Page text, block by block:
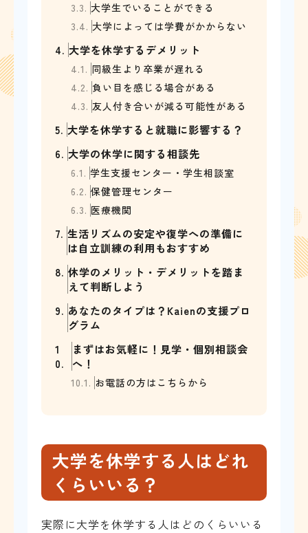
3.3. 大学生でいることができる
3.4. 大学によっては学費がかからない
4. 大学を休学するデメリット
4.1. 同級生より卒業が遅れる
4.2. 負い目を感じる場合がある
4.3. 友人付き合いが減る可能性がある
5. 大学を休学すると就職に影響する？
6. 大学の休学に関する相談先
6.1. 学生支援センター・学生相談室
6.2. 保健管理センター
6.3. 医療機関
7. 生活リズムの安定や復学への準備に
は自立訓練の利用もおすすめ
8. 休学のメリット・デメリットを踏ま
えて判断しよう
9. あなたのタイプは？Kaienの支援プロ
グラム
1
0.
まずはお気軽に！見学・個別相談会
へ！
10.1. お電話の方はこちらから
大学を休学する人はどれ
くらいいる？
実際に大学を休学する人はどのくらいいる